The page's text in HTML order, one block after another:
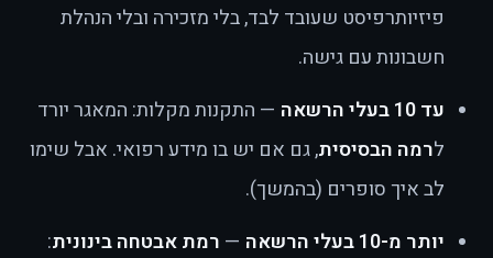
פיזיותרפיסט שעובד לבד, בלי מזכירה ובלי הנהלת
חשבונות עם גישה.
עד 10 בעלי הרשאה
— התקנות מקלות: המאגר יורד
לרמה הבסיסית, גם אם יש בו מידע רפואי. אבל שימו
לב איך סופרים (בהמשך).
יותר מ-10 בעלי הרשאה
— רמת אבטחה בינונית: